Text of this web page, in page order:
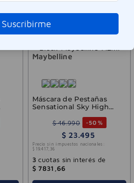
Maybelline
Máscara de Pestañas
Sensational Sky High
$ 46.990 -50 %
$ 23.495
Precio sin impuestos nacionales:
$ 19.417, 36
3 cuotas sin interés de
$ 7831 ,66
Suscribirme